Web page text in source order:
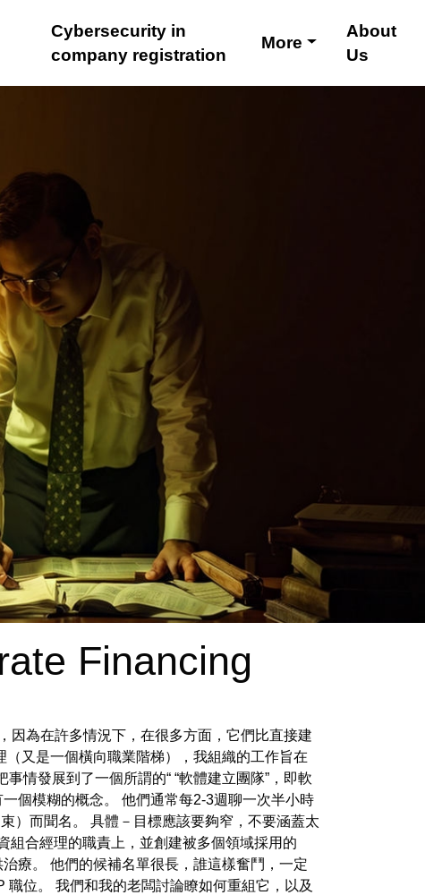
Cybersecurity in
company registration
More
About
Us
Financing
因為在許多情況下，在很多方面，它們比直接建
又是一個橫向職業階梯），我組織的工作旨在
情發展到了一個所謂的“ “軟體建立團隊”，即軟
個模糊的概念。 他們通常每2-3週聊一次半小時
）而聞名。 具體－目標應該要夠窄，不要涵蓋太
組合經理的職責上，並創建被多個領域採用的
療。 他們的候補名單很長，誰這樣奮鬥，一定
位。 我們和我的老闆討論瞭如何重組它，以及